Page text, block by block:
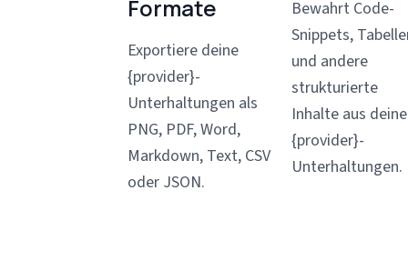
Formate
Exportiere deine
{provider}-
Unterhaltungen als
PNG, PDF, Word,
Markdown, Text, CSV
oder JSON.
Bewahrt Code-
Snippets,
und andere
strukturierte
Inhalte aus
{provider}-
Unterhaltungen.